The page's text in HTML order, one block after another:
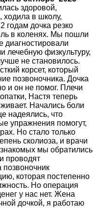
здоровой,
ходила в школу,
годам дочка резко
в коленях. Мы пошли
диагностировали
лечебную физкультуру,
не становилось.
корсет, который
позвоночника. Дочка
и он не помог. Плечи
Настя теперь
Начались боли
надеялись, что
упражнения помогут,
Но стало только
сколиоза, и врачи
мы обратились
проводят
позвоночник
которая постепенно
Но операция
у нас нет. Жена
дочкой, я работаю